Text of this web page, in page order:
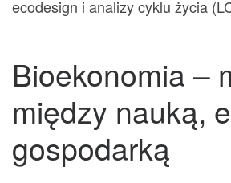
ecodesign i analizy cyklu życia
Bioekonomia –
między nauką,
gospodarką